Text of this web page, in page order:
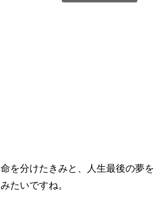
命を分けたきみと、人生最後の夢
みたいですね。